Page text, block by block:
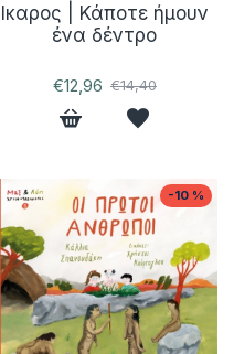
Ικαρος | Κάποτε ήμουν
ένα δέντρο
€12,96 €14,40
-10 %